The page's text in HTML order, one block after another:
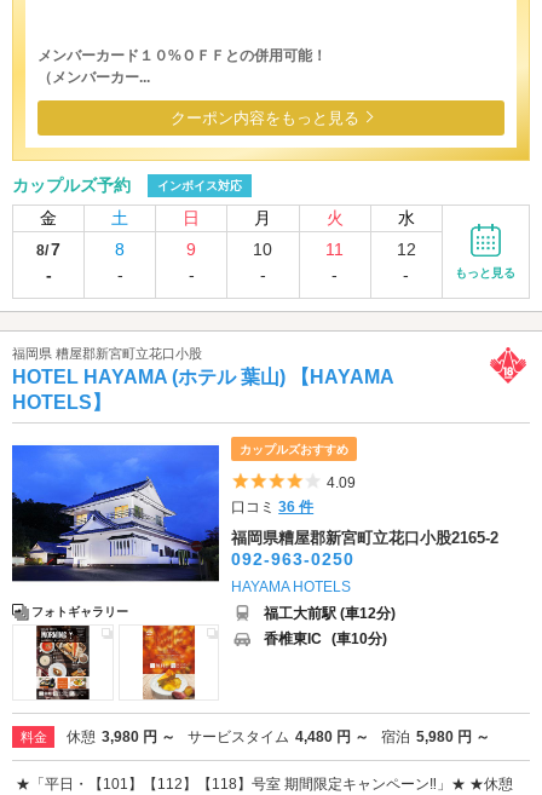
メンバーカード１０%ＯＦＦとの併用可能！
（メンバーカー...
クーポン内容をもっと見る
カップルズ予約 インボイス対応
金 土 日 月 火 水
8/7
-
8
-
9
-
10
-
11
-
12
-
もっと見る
福岡県 糟屋郡新宮町立花口小股
HOTEL HAYAMA (ホテル 葉山) 【HAYAMA
HOTELS】
フォトギャラリー
カップルズおすすめ
5つ星のうち4
4.09
口コミ36 件
福岡県糟屋郡新宮町立花口小股2165-2
092-963-0250
HAYAMA HOTELS
福工大前駅 (車12分)
香椎東IC (車10分)
料金 休憩 3,980 円 ～ サービスタイム 4,480 円 ～ 宿泊 5,980 円 ～
★「平日・【101】【112】【118】号室 期間限定キャンペーン‼」★ ★休憩